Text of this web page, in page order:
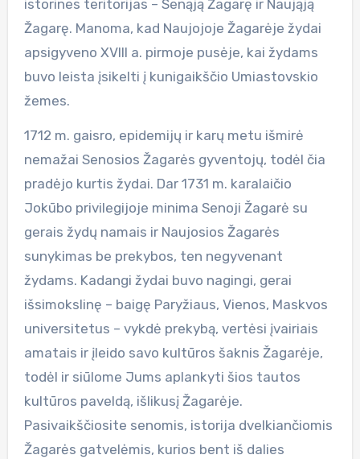
istorines teritorijas – Senąją Žagarę ir Naująją
Žagarę. Manoma, kad Naujojoje Žagarėje žydai
apsigyveno XVIII a. pirmoje pusėje, kai žydams
buvo leista įsikelti į kunigaikščio Umiastovskio
žemes.
1712 m. gaisro, epidemijų ir karų metu išmirė
nemažai Senosios Žagarės gyventojų, todėl čia
pradėjo kurtis žydai. Dar 1731 m. karalaičio
Jokūbo privilegijoje minima Senoji Žagarė su
gerais žydų namais ir Naujosios Žagarės
sunykimas be prekybos, ten negyvenant
žydams. Kadangi žydai buvo nagingi, gerai
išsimokslinę – baigę Paryžiaus, Vienos, Maskvos
universitetus – vykdė prekybą, vertėsi įvairiais
amatais ir įleido savo kultūros šaknis Žagarėje,
todėl ir siūlome Jums aplankyti šios tautos
kultūros paveldą, išlikusį Žagarėje.
Pasivaikščiosite senomis, istorija dvelkiančiomis
Žagarės gatvelėmis, kurios bent iš dalies